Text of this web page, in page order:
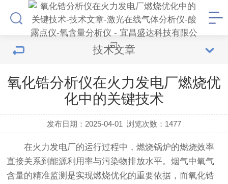
技术文章
氧化锆分析仪在火力发电厂燃烧优
化中的关键技术
发布日期：2025-04-01 浏览次数： 1477
在火力发电厂的运行过程中，燃烧锅炉的燃烧效率
直接关系到能源利用率与污染物排放水平。烟气中氧气
含量的精准监测是实现燃烧优化的重要依据，而氧化锆